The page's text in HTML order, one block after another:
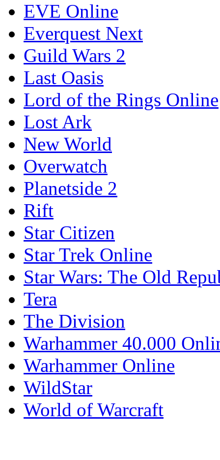
EVE Online
Everquest Next
Guild Wars 2
Last Oasis
Lord of the Rings Online
Lost Ark
New World
Overwatch
Planetside 2
Rift
Star Citizen
Star Trek Online
Star Wars: The Old
Tera
The Division
Warhammer 40.000
Warhammer Online
WildStar
World of Warcraft